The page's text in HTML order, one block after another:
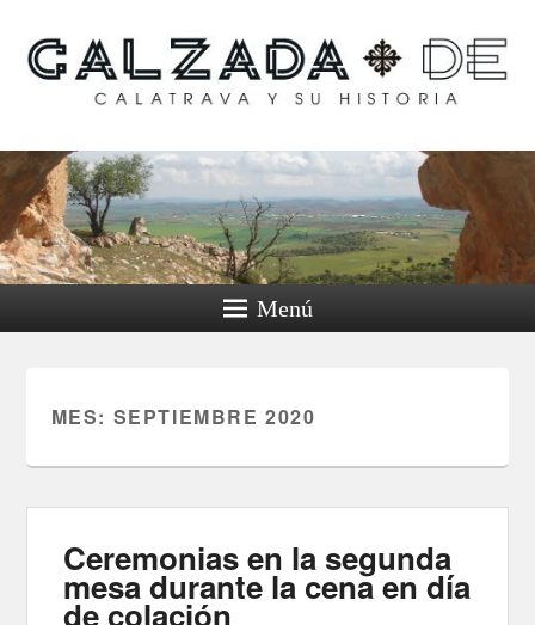
Calzada de Calatrava y
su historia
Menú
MES: SEPTIEMBRE 2020
Ceremonias en la segunda
mesa durante la cena en día
de colación